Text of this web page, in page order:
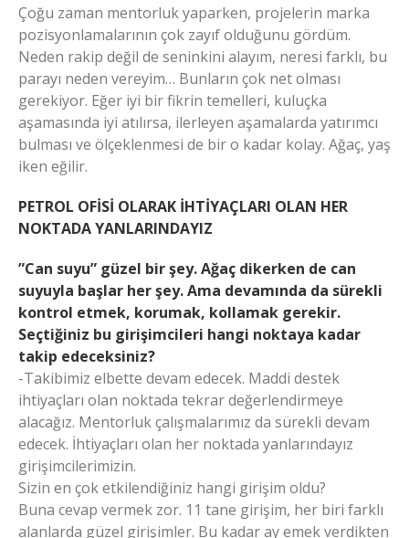
Çoğu zaman mentorluk yaparken, projelerin marka
pozisyonlamalarının çok zayıf olduğunu gördüm.
Neden rakip değil de seninkini alayım, neresi farklı, bu
parayı neden vereyim… Bunların çok net olması
gerekiyor. Eğer iyi bir fikrin temelleri, kuluçka
aşamasında iyi atılırsa, ilerleyen aşamalarda yatırımcı
bulması ve ölçeklenmesi de bir o kadar kolay. Ağaç, yaş
iken eğilir.
PETROL OFİSİ OLARAK İHTİYAÇLARI OLAN HER
NOKTADA YANLARINDAYIZ
”Can suyu” güzel bir şey. Ağaç dikerken de can
suyuyla başlar her şey. Ama devamında da sürekli
kontrol etmek, korumak, kollamak gerekir.
Seçtiğiniz bu girişimcileri hangi noktaya kadar
takip edeceksiniz?
-Takibimiz elbette devam edecek. Maddi destek
ihtiyaçları olan noktada tekrar değerlendirmeye
alacağız. Mentorluk çalışmalarımız da sürekli devam
edecek. İhtiyaçları olan her noktada yanlarındayız
girişimcilerimizin.
Sizin en çok etkilendiğiniz hangi girişim oldu?
Buna cevap vermek zor. 11 tane girişim, her biri farklı
alanlarda güzel girişimler. Bu kadar ay emek verdikten